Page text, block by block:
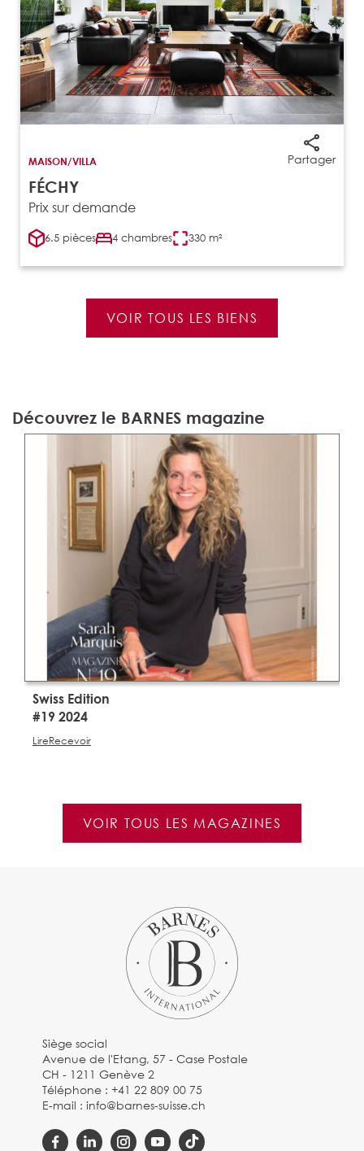
Partager
MAISON/VILLA
FÉCHY
Prix sur demande
6.5 pièces 4 chambres 330 m²
VOIR TOUS LES BIENS
Découvrez le BARNES magazine
Swiss Edition
#19 2024
LireRecevoir
VOIR TOUS LES MAGAZINES
Siège social
Avenue de l'Etang, 57 - Case Postale
CH - 1211 Genève 2
Téléphone :+41 22 809 00 75
E-mail :info@barnes-suisse.ch